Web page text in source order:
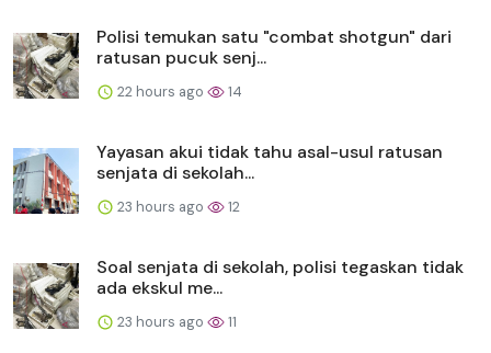
Polisi temukan satu "combat shotgun" dari
ratusan pucuk senj...
22 hours ago 14
Yayasan akui tidak tahu asal-usul ratusan
senjata di sekolah...
23 hours ago 12
Soal senjata di sekolah, polisi tegaskan tidak
ada ekskul me...
23 hours ago 11